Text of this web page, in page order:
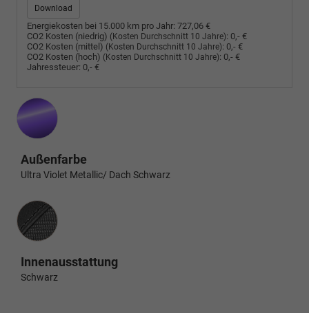
Download
Energiekosten bei 15.000 km pro Jahr: 727,06 €
CO2 Kosten (niedrig) (Kosten Durchschnitt 10 Jahre): 0,- €
CO2 Kosten (mittel) (Kosten Durchschnitt 10 Jahre): 0,- €
CO2 Kosten (hoch) (Kosten Durchschnitt 10 Jahre): 0,- €
Jahressteuer: 0,- €
Außenfarbe
Ultra Violet Metallic/ Dach Schwarz
Innenausstattung
Innenausstattung
Schwarz